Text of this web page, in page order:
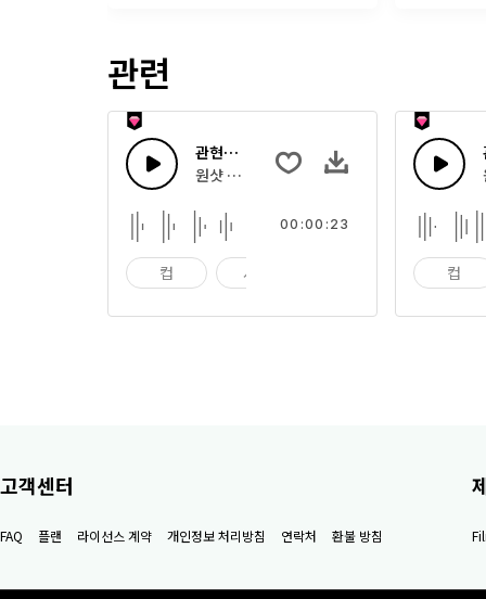
관련
관현악 톤 22
원샷 톤이나 빠른 멜로디 스팅으로 조합한 관
컵 사발
00:00:23
컵
고객센터
FAQ 플랜 라이선스 계약 개인정보 처리방침 연락처 환불 방침